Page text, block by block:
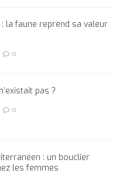
la faune reprend sa valeur
0
pas ?
0
: un bouclier
les femmes